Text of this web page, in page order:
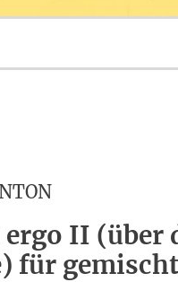
II (über
für